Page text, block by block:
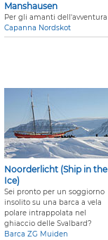
Manshausen
Per gli amanti dell'avventura
Capanna Nordskot
Noorderlicht (Ship in the
Ice)
Sei pronto per un soggiorno
insolito su una barca a vela
polare intrappolata nel
ghiaccio delle Svalbard?
Barca ZG Muiden